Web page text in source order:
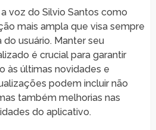
voz do Silvio Santos como
mais ampla que visa sempre
usuário. Manter seu
é crucial para garantir
às últimas novidades e
podem incluir não
também melhorias nas
do aplicativo.